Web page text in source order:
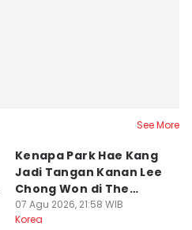
See More
Kenapa Park Hae Kang
Jadi Tangan Kanan Lee
Chong Won di The
Apartment Job?
07 Agu 2026, 21:58 WIB
Korea